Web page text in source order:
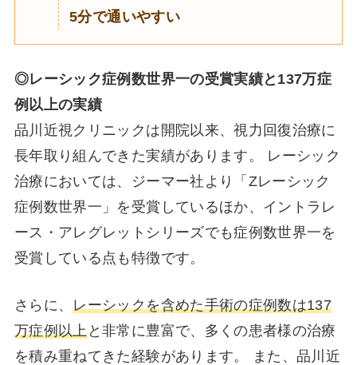
5分で通いやすい
◎レーシック症例数世界一の受賞実績と137万症
例以上の実績
品川近視クリニックは開院以来、視力回復治療に
長年取り組んできた実績があります。 レーシック
治療においては、ジーマー社より「Zレーシック
症例数世界一」を受賞しているほか、イントラレ
ース・アレグレットシリーズでも症例数世界一を
受賞している点も特徴です。
さらに、 レーシックを含めた手術の症例数は137
万症例以上 と非常に豊富で、多くの患者様の治療
を積み重ねてきた経験があります。 また、品川近